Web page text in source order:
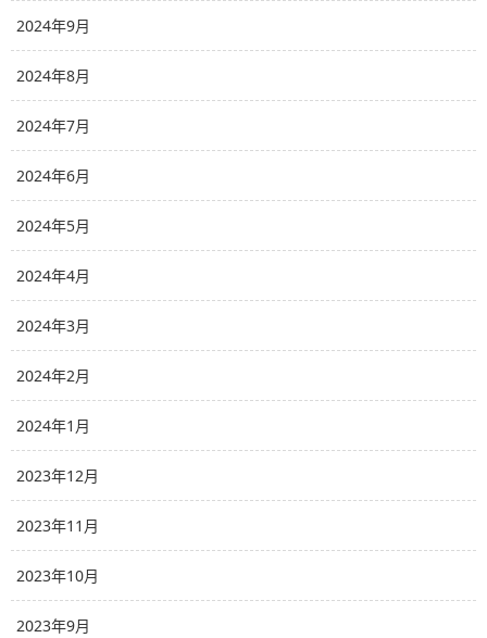
2024年9月
2024年8月
2024年7月
2024年6月
2024年5月
2024年4月
2024年3月
2024年2月
2024年1月
2023年12月
2023年11月
2023年10月
2023年9月